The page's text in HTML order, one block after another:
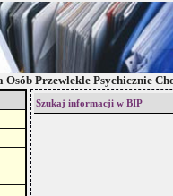
Osób Przewlekle Psychicznie
Szukaj informacji w BIP